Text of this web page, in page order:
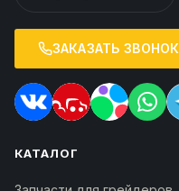
ЗАКАЗАТЬ ЗВОНОК
КАТАЛОГ